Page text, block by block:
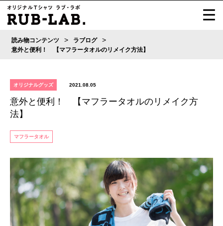
読み物コンテンツ > ラブログ >
意外と便利！ 【マフラータオルのリメイク方法】
オリジナルグッズ 2021.08.05
意外と便利！ 【マフラータオルのリメイク方
法】
マフラータオル